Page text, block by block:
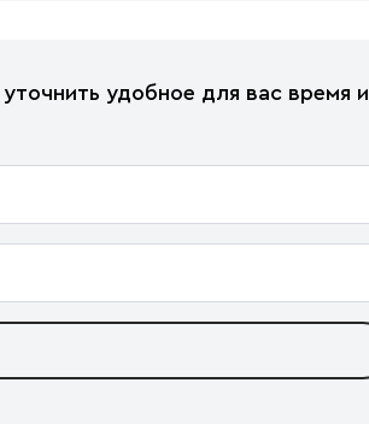
удобное для вас время и